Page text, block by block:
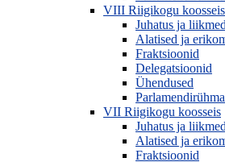
VIII Riigikogu koosseis
Juhatus ja liikmed
Alatised ja
Fraktsioonid
Delegatsioonid
Ühendused
VII Riigikogu koosseis
Juhatus ja liikmed
Alatised ja
Fraktsioonid